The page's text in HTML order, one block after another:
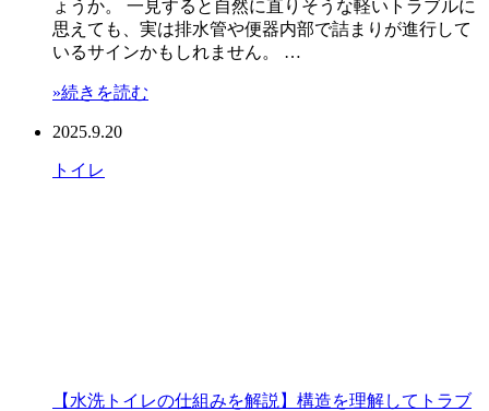
ょうか。 一見すると自然に直りそうな軽いトラブルに
思えても、実は排水管や便器内部で詰まりが進行して
いるサインかもしれません。 …
»続きを読む
2025.9.20
トイレ
【水洗トイレの仕組みを解説】構造を理解してトラブ